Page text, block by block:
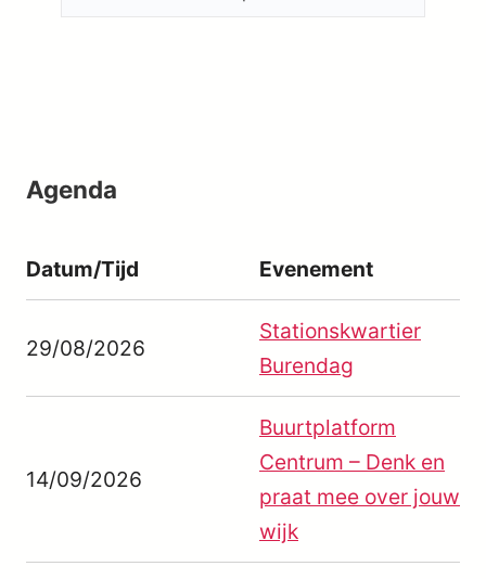
Agenda
Datum/Tijd Evenement
29/08/2026
Stationskwartier
Burendag
14/09/2026
Buurtplatform
Centrum – Denk en
praat mee over jouw
wijk